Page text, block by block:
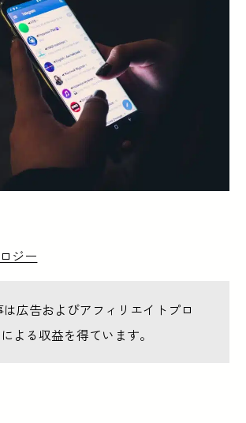
ジー
広告およびアフィリエイトプロ
よる収益を得ています。